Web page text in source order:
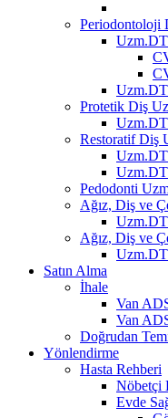
Periodontoloji
Protetik Diş
Restoratif Diş
Pedodonti
Ağız, Diş ve
Ağız, Diş ve
Satın Alma
İhale
Van
Van
Doğrudan
Yönlendirme
Hasta Rehberi
Nöbetçi
Evde